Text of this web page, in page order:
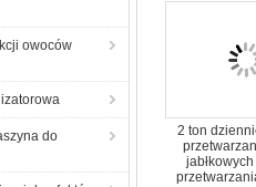
owoców
do
2 ton